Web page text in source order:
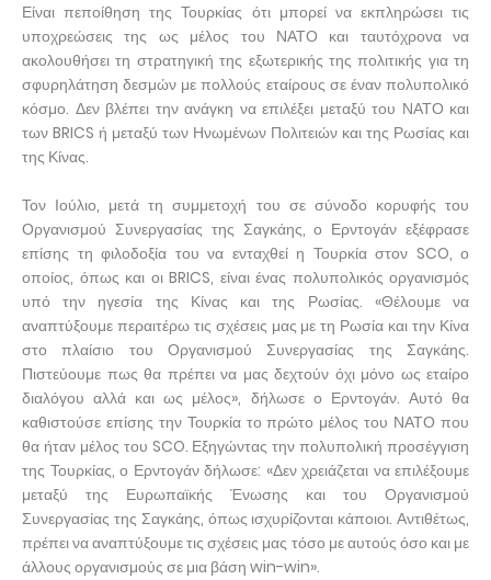
Είναι πεποίθηση της Τουρκίας ότι μπορεί να εκπληρώσει τις
υποχρεώσεις της ως μέλος του ΝΑΤΟ και ταυτόχρονα να
ακολουθήσει τη στρατηγική της εξωτερικής της πολιτικής για τη
σφυρηλάτηση δεσμών με πολλούς εταίρους σε έναν πολυπολικό
κόσμο. Δεν βλέπει την ανάγκη να επιλέξει μεταξύ του ΝΑΤΟ και
των BRICS ή μεταξύ των Ηνωμένων Πολιτειών και της Ρωσίας και
της Κίνας.
Τον Ιούλιο, μετά τη συμμετοχή του σε σύνοδο κορυφής του
Οργανισμού Συνεργασίας της Σαγκάης, ο Ερντογάν εξέφρασε
επίσης τη φιλοδοξία του να ενταχθεί η Τουρκία στον SCO, ο
οποίος, όπως και οι BRICS, είναι ένας πολυπολικός οργανισμός
υπό την ηγεσία της Κίνας και της Ρωσίας. «Θέλουμε να
αναπτύξουμε περαιτέρω τις σχέσεις μας με τη Ρωσία και την Κίνα
στο πλαίσιο του Οργανισμού Συνεργασίας της Σαγκάης.
Πιστεύουμε πως θα πρέπει να μας δεχτούν όχι μόνο ως εταίρο
διαλόγου αλλά και ως μέλος», δήλωσε ο Ερντογάν. Αυτό θα
καθιστούσε επίσης την Τουρκία το πρώτο μέλος του ΝΑΤΟ που
θα ήταν μέλος του SCO. Εξηγώντας την πολυπολική προσέγγιση
της Τουρκίας, ο Ερντογάν δήλωσε: «Δεν χρειάζεται να επιλέξουμε
μεταξύ της Ευρωπαϊκής Ένωσης και του Οργανισμού
Συνεργασίας της Σαγκάης, όπως ισχυρίζονται κάποιοι. Αντιθέτως,
πρέπει να αναπτύξουμε τις σχέσεις μας τόσο με αυτούς όσο και με
άλλους οργανισμούς σε μια βάση win-win».